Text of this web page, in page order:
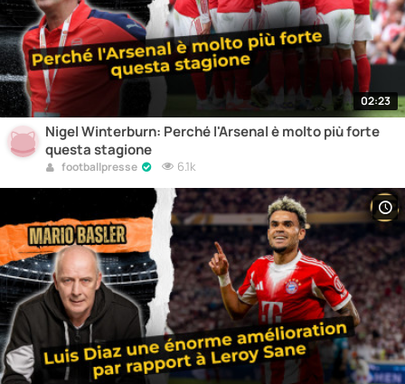
02:23
Nigel Winterburn: Perché l'Arsenal è molto più forte
questa stagione
footballpresse 6.1k